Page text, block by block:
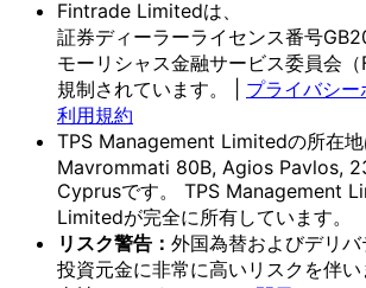
Fintrade Limitedは、
証券ディーラーライセンス番号
モーリシャス金融サービス委員会
規制されています。
プライバシー
利用規約
TPS Management Limitedの所在地
Mavrommati 80B, Agios Pavlos,
Cyprusです。
TPS Management
Limitedが完全に所有しています。
リスク警告： 外国為替およびデリバ
投資元金に非常に高いリスクを伴い